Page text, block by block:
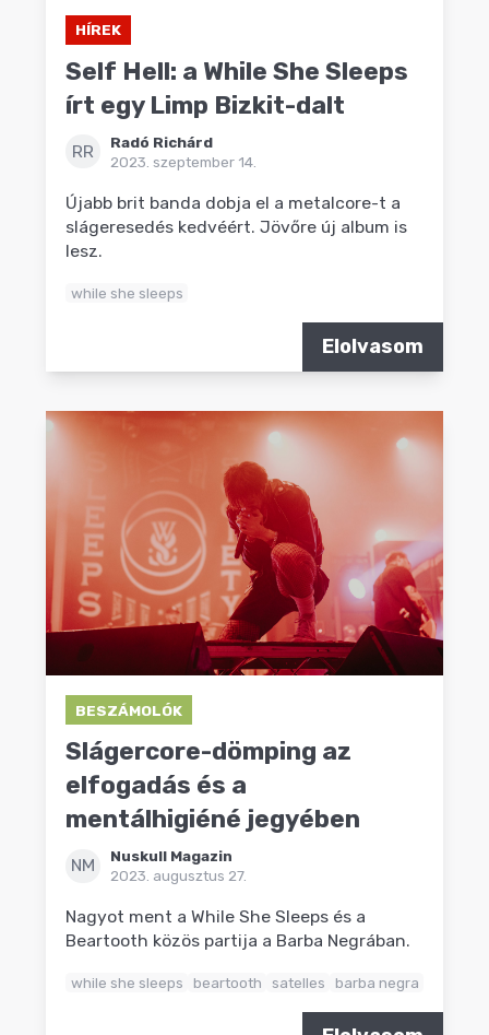
HÍREK
Self Hell: a While She Sleeps
írt egy Limp Bizkit-dalt
RR
Radó Richárd
2023. szeptember 14.
Újabb brit banda dobja el a metalcore-t a
slágeresedés kedvéért. Jövőre új album is
lesz.
while she sleeps
Elolvasom
BESZÁMOLÓK
Slágercore-dömping az
elfogadás és a
mentálhigiéné jegyében
NM
Nuskull Magazin
2023. augusztus 27.
Nagyot ment a While She Sleeps és a
Beartooth közös partija a Barba Negrában.
while she sleeps beartooth satelles barba negra